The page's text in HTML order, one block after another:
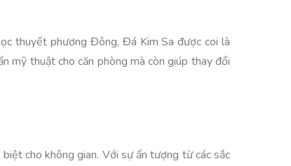
thuyết phương Đông, Đá Kim Sa được coi là
mỹ thuật cho căn phòng mà còn giúp thay đổi
cho không gian. Với sự ấn tượng từ các sắc